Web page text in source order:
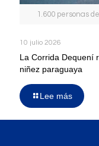
1.600 personas
10 julio 2026
La Corrida Dequení
niñez paraguaya
Lee más